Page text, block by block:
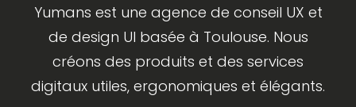
Yumans est une agence de conseil UX et
de design UI basée à Toulouse. Nous
créons des produits et des services
digitaux utiles, ergonomiques et élégants.